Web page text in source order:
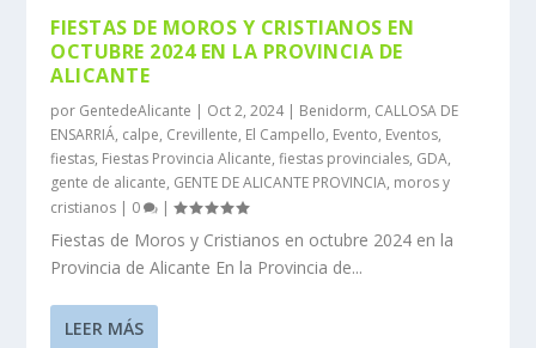
FIESTAS DE MOROS Y CRISTIANOS EN
OCTUBRE 2024 EN LA PROVINCIA DE
ALICANTE
por GentedeAlicante | Oct 2, 2024| Benidorm, CALLOSA DE
ENSARRIÁ, calpe, Crevillente, El Campello, Evento, Eventos,
fiestas, Fiestas Provincia Alicante,fiestas provinciales, GDA,
gente de alicante, GENTE DE ALICANTE PROVINCIA, moros y
cristianos | 0 |
Fiestas de Moros y Cristianos en octubre 2024 en la
Provincia de Alicante En la Provincia de...
LEER MÁS